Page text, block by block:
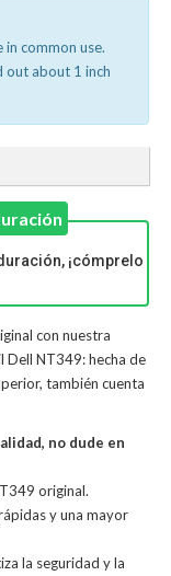
common use.
out about 1 inch
¡cómprelo
con nuestra
NT349: hecha de
también cuenta
no dude en
original.
y una mayor
la seguridad y la